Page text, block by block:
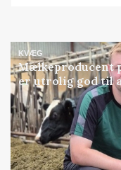
KVÆG
Mælkeproducent
er utrolig god til